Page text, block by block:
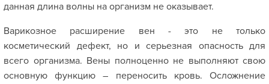
данная длина волны на организм не оказывает.
Варикозное расширение вен - это не только
косметический дефект, но и серьезная опасность для
всего организма. Вены полноценно не выполняют свою
основную функцию – переносить кровь. Осложнение